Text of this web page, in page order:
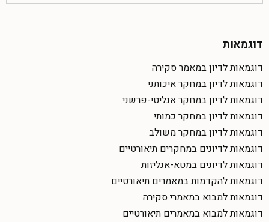
דוגמאות
דוגמאות לדיון במאמר סקירה
דוגמאות לדיון במחקר איכותני
דוגמאות לדיון במחקר אנליטי-פרשני
דוגמאות לדיון במחקר כמותי
דוגמאות לדיון במחקר משולב
דוגמאות לדיונים במחקרים תיאורטיים
דוגמאות לדיונים במטא-אנליזות
דוגמאות להקדמות במאמרים תיאורטיים
דוגמאות למבוא במאמרי סקירה
דוגמאות למבוא במאמרים תיאורטיים